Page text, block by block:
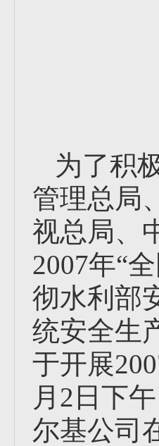
为了积
管理总局
视总局、
2007年“
彻水利部
统安全生
于开展
月2日下
尔基公司